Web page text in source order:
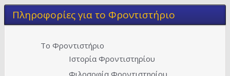
Πληροφορίες για το Φροντιστήριο
Το Φροντιστήριο
Ιστορία Φροντιστηρίου
Φιλοσοφία Φροντιστηρίου